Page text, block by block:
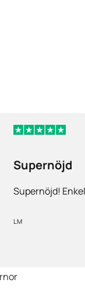
Supernöjd
Supernöjd!
LM